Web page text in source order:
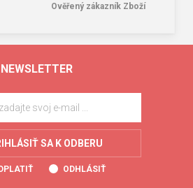
Ověřený zákazník Zboží
NEWSLETTER
SA K ODBERU
ODHLÁSIŤ